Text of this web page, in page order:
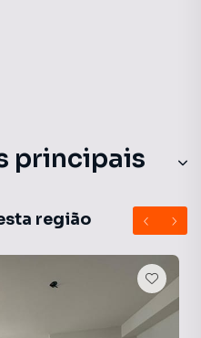
principais
região